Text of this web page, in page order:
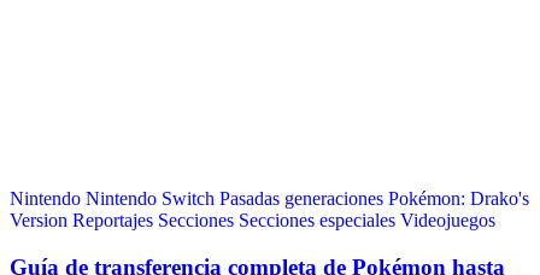
Nintendo Nintendo Switch Pasadas generaciones Pokémon: Drako's
Version Reportajes Secciones Secciones especiales Videojuegos
Guía de transferencia completa de Pokémon hasta